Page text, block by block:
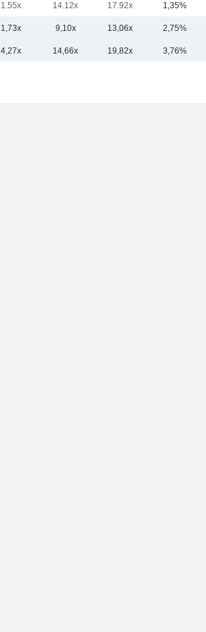
1.55x 14.12x 17.92x 1,35%
1,73x 9,10x 13,06x 2,75%
4,27x 14,66x 19,82x 3,76%